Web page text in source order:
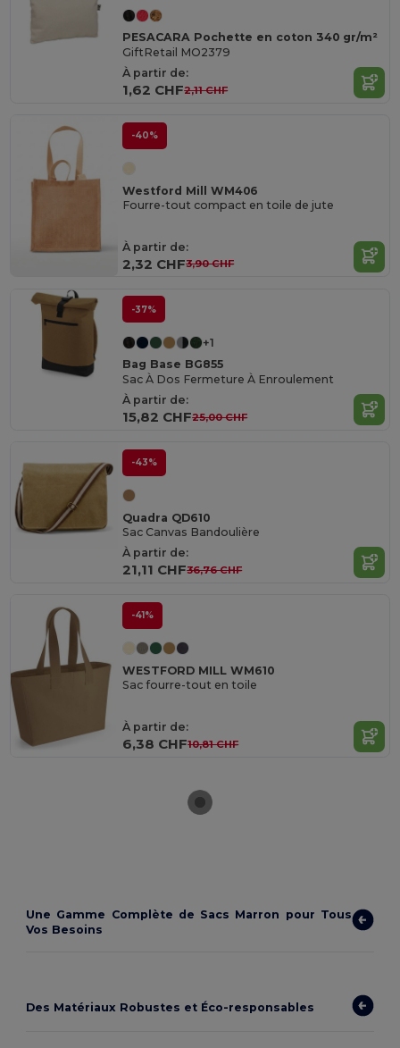
PESACARA Pochette en coton 340 gr/m²
GiftRetail MO2379
À partir de:
1,62 CHF2,11 CHF
-40%
Westford Mill WM406
Fourre-tout compact en toile de jute
À partir de:
2,32 CHF3,90 CHF
-37%
+1
Bag Base BG855
Sac À Dos Fermeture À Enroulement
À partir de:
15,82 CHF25,00 CHF
-43%
Quadra QD610
Sac Canvas Bandoulière
À partir de:
21,11 CHF36,76 CHF
-41%
WESTFORD MILL WM610
Sac fourre-tout en toile
À partir de:
6,38 CHF10,81 CHF
Une Gamme Complète de Sacs Marron pour Tous
Vos Besoins
Des Matériaux Robustes et Éco-responsables